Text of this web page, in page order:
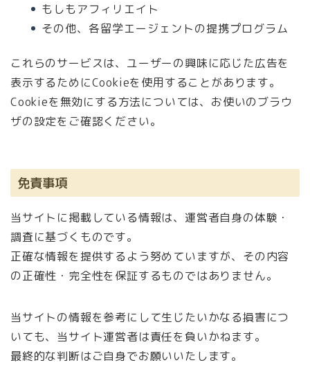
もしもアフィリエイト
その他、各留学エージェントの提携プログラム
これらのサービスは、ユーザーの興味に応じた広告を
表示するためにCookieを使用することがあります。
Cookieを無効にする方法については、お使いのブラウ
ザの設定をご確認ください。
免責事項
当サイトに掲載している情報は、運営者自身の体験・
調査に基づくものです。
正確な情報を提供するよう努めていますが、その内容
の正確性・完全性を保証するものではありません。
当サイトの情報を参考にして生じたいかなる損害につ
いても、当サイト運営者は責任を負いかねます。
最終的な判断はご自身でお願いいたします。